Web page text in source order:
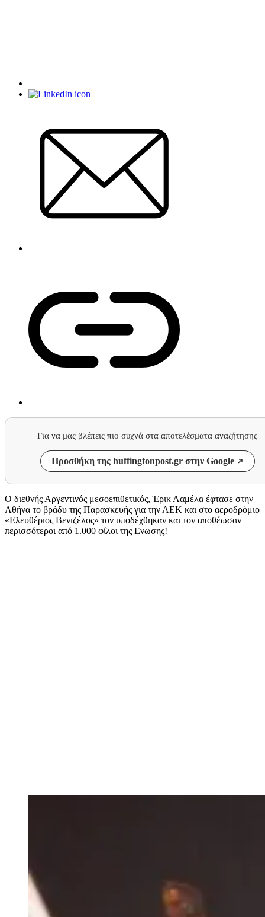
Για να μας βλέπεις πιο συχνά στα αποτελέσματα αναζήτησης
Προσθήκη της huffingtonpost.gr στην Google
Ο διεθνής Αργεντινός μεσοεπιθετικός, Έρικ Λαμέλα έφτασε στην
Αθήνα το βράδυ της Παρασκευής για την ΑΕΚ και στο αεροδρόμιο
«Ελευθέριος Βενιζέλος» τον υποδέχθηκαν και τον αποθέωσαν
περισσότεροι από 1.000 φίλοι της Ενωσης!